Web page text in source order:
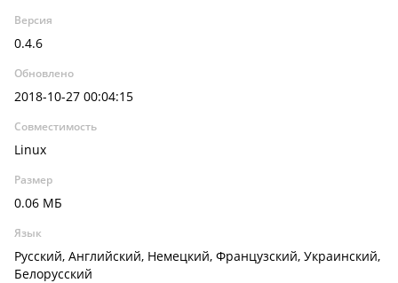
Версия
0.4.6
Обновлено
2018-10-27 00:04:15
Совместимость
Linux
Размер
0.06 МБ
Язык
Русский, Английский, Немецкий, Французский, Украинский,
Белорусский